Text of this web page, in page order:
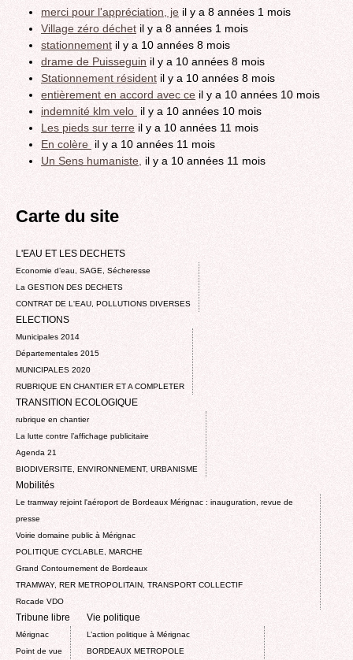
merci pour l'appréciation, je il y a 8 années 1 mois
Village zéro déchet il y a 8 années 1 mois
stationnement il y a 10 années 8 mois
drame de Puisseguin il y a 10 années 8 mois
Stationnement résident il y a 10 années 8 mois
entièrement en accord avec ce il y a 10 années 10 mois
indemnité klm velo il y a 10 années 10 mois
Les pieds sur terre il y a 10 années 11 mois
En colère il y a 10 années 11 mois
Un Sens humaniste, il y a 10 années 11 mois
Carte du site
L'EAU ET LES DECHETS
Economie d’eau, SAGE, Sécheresse
La GESTION DES DECHETS
CONTRAT DE L'EAU, POLLUTIONS DIVERSES
ELECTIONS
Municipales 2014
Départementales 2015
MUNICIPALES 2020
RUBRIQUE EN CHANTIER ET A COMPLETER
TRANSITION ECOLOGIQUE
rubrique en chantier
La lutte contre l’affichage publicitaire
Agenda 21
BIODIVERSITE, ENVIRONNEMENT, URBANISME
Mobilités
Le tramway rejoint l'aéroport de Bordeaux Mérignac : inauguration, revue de
presse
Voirie domaine public à Mérignac
POLITIQUE CYCLABLE, MARCHE
Grand Contournement de Bordeaux
TRAMWAY, RER METROPOLITAIN, TRANSPORT COLLECTIF
Rocade VDO
Tribune libre
Mérignac
Point de vue
Vie politique
L’action politique à Mérignac
BORDEAUX METROPOLE